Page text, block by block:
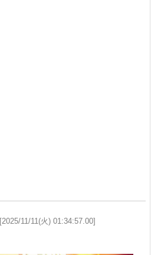
[2025/11/11(火) 01:34:57.00]